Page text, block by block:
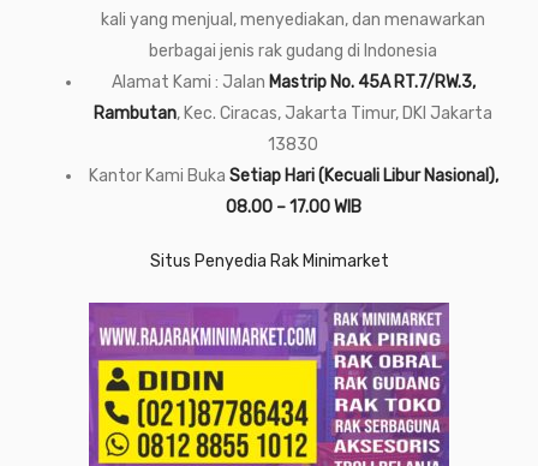
kali yang menjual, menyediakan, dan menawarkan
berbagai jenis rak gudang di Indonesia
Alamat Kami : Jalan Mastrip No. 45A RT.7/RW.3,
Rambutan, Kec. Ciracas, Jakarta Timur, DKI Jakarta
13830
Kantor Kami Buka Setiap Hari (Kecuali Libur Nasional),
08.00 – 17.00 WIB
Situs Penyedia Rak Minimarket